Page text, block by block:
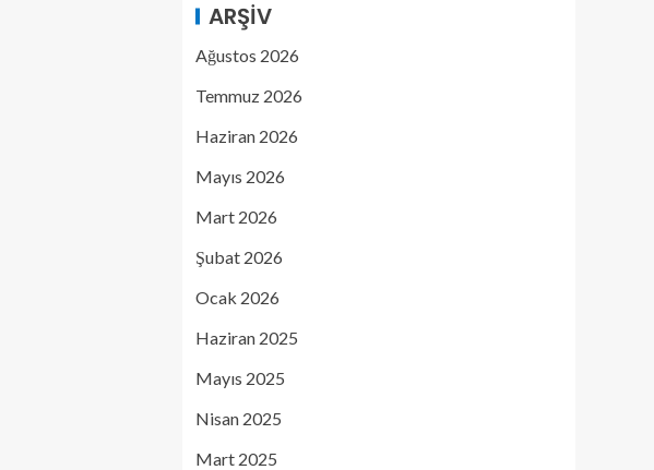
ARŞIV
Ağustos 2026
Temmuz 2026
Haziran 2026
Mayıs 2026
Mart 2026
Şubat 2026
Ocak 2026
Haziran 2025
Mayıs 2025
Nisan 2025
Mart 2025